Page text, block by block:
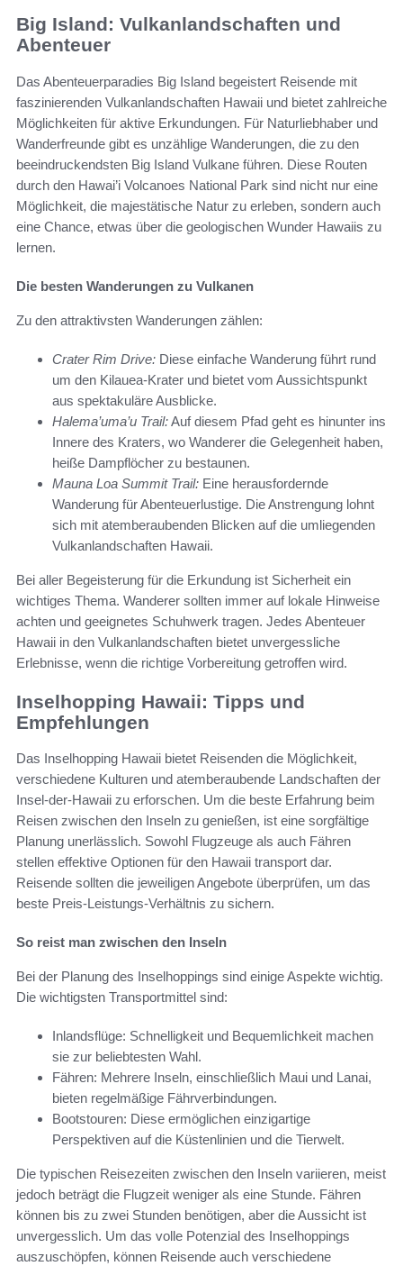
Big Island: Vulkanlandschaften und
Abenteuer
Das Abenteuerparadies Big Island begeistert Reisende mit
faszinierenden Vulkanlandschaften Hawaii und bietet zahlreiche
Möglichkeiten für aktive Erkundungen. Für Naturliebhaber und
Wanderfreunde gibt es unzählige Wanderungen, die zu den
beeindruckendsten Big Island Vulkane führen. Diese Routen
durch den Hawai’i Volcanoes National Park sind nicht nur eine
Möglichkeit, die majestätische Natur zu erleben, sondern auch
eine Chance, etwas über die geologischen Wunder Hawaiis zu
lernen.
Die besten Wanderungen zu Vulkanen
Zu den attraktivsten Wanderungen zählen:
Crater Rim Drive: Diese einfache Wanderung führt rund
um den Kilauea-Krater und bietet vom Aussichtspunkt
aus spektakuläre Ausblicke.
Halema’uma’u Trail:Auf diesem Pfad geht es hinunter ins
Innere des Kraters, wo Wanderer die Gelegenheit haben,
heiße Dampflöcher zu bestaunen.
Mauna Loa Summit Trail: Eine herausfordernde
Wanderung für Abenteuerlustige. Die Anstrengung lohnt
sich mit atemberaubenden Blicken auf die umliegenden
Vulkanlandschaften Hawaii.
Bei aller Begeisterung für die Erkundung ist Sicherheit ein
wichtiges Thema. Wanderer sollten immer auf lokale Hinweise
achten und geeignetes Schuhwerk tragen. Jedes Abenteuer
Hawaii in den Vulkanlandschaften bietet unvergessliche
Erlebnisse, wenn die richtige Vorbereitung getroffen wird.
Inselhopping Hawaii: Tipps und
Empfehlungen
Das Inselhopping Hawaii bietet Reisenden die Möglichkeit,
verschiedene Kulturen und atemberaubende Landschaften der
Insel-der-Hawaii zu erforschen. Um die beste Erfahrung beim
Reisen zwischen den Inseln zu genießen, ist eine sorgfältige
Planung unerlässlich. Sowohl Flugzeuge als auch Fähren
stellen effektive Optionen für den Hawaii transport dar.
Reisende sollten die jeweiligen Angebote überprüfen, um das
beste Preis-Leistungs-Verhältnis zu sichern.
So reist man zwischen den Inseln
Bei der Planung des Inselhoppings sind einige Aspekte wichtig.
Die wichtigsten Transportmittel sind:
Inlandsflüge: Schnelligkeit und Bequemlichkeit machen
sie zur beliebtesten Wahl.
Fähren: Mehrere Inseln, einschließlich Maui und Lanai,
bieten regelmäßige Fährverbindungen.
Bootstouren: Diese ermöglichen einzigartige
Perspektiven auf die Küstenlinien und die Tierwelt.
Die typischen Reisezeiten zwischen den Inseln variieren, meist
jedoch beträgt die Flugzeit weniger als eine Stunde. Fähren
können bis zu zwei Stunden benötigen, aber die Aussicht ist
unvergesslich. Um das volle Potenzial des Inselhoppings
auszuschöpfen, können Reisende auch verschiedene